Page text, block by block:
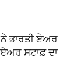
ਭਾਰਤੀ ਏਅਰ
ਸਟਾਫ਼ ਦਾ